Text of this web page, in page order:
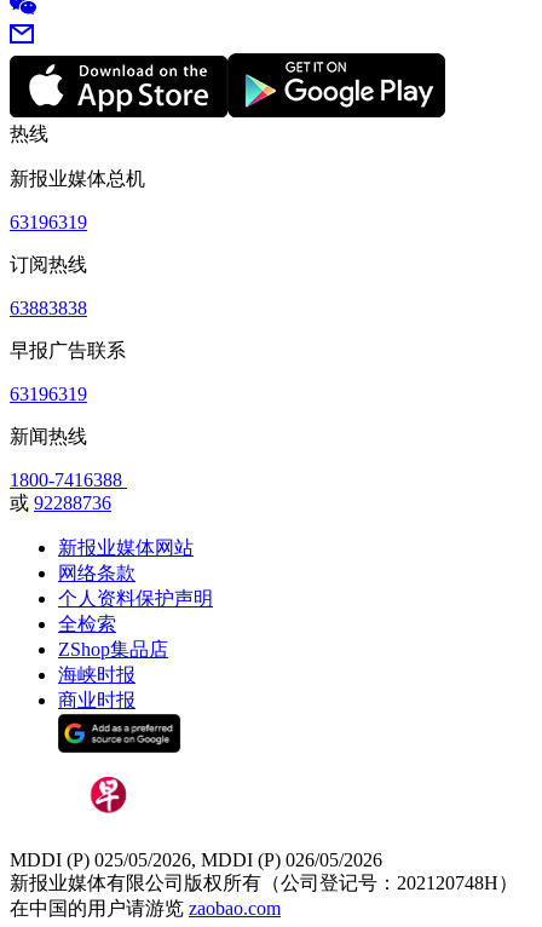
热线
新报业媒体总机
63196319
订阅热线
63883838
早报广告联系
63196319
新闻热线
1800-7416388
或 92288736
新报业媒体网站
网络条款
个人资料保护声明
全检索
ZShop集品店
海峡时报
商业时报
MDDI (P) 025/05/2026, MDDI (P) 026/05/2026
新报业媒体有限公司版权所有（公司登记号：202120748H）
在中国的用户请游览 zaobao.com